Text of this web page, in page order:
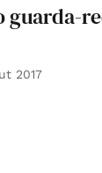
guarda-
2017